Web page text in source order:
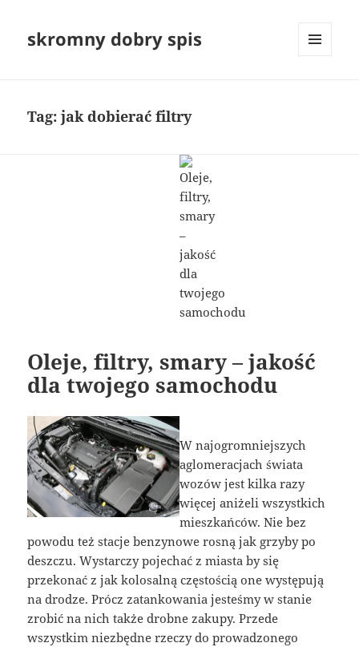
skromny dobry spis
Tag:jak dobierać filtry
Oleje, filtry, smary – jakość
dla twojego samochodu
W najogromniejszych
aglomeracjach świata
wozów jest kilka razy
więcej aniżeli wszystkich
mieszkańców. Nie bez
powodu też stacje benzynowe rosną jak grzyby po
deszczu. Wystarczy pojechać z miasta by się
przekonać z jak kolosalną częstością one występują
na drodze. Prócz zatankowania jesteśmy w stanie
zrobić na nich także drobne zakupy. Przede
wszystkim niezbędne rzeczy do prowadzonego